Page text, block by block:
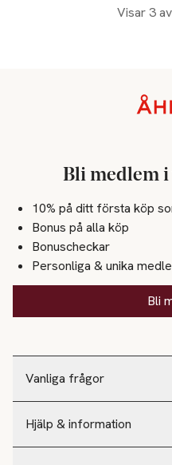
Visar 3
Vanliga frågor
Hjälp & information
Bli medlem
10% på ditt första köp
Bonus på alla köp
Bonuscheckar
Personliga & unika
Bli